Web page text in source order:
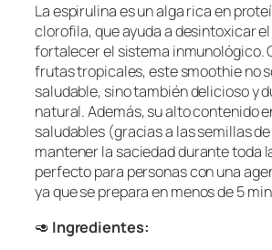
La espirulina es un alga rica en
clorofila, que ayuda a desintoxicar
fortalecer el sistema inmunológico.
frutas tropicales, este smoothie no
saludable, sino también delicioso y
natural. Además, su alto contenido
saludables (gracias a las semillas
mantener la saciedad durante toda
perfecto para personas con una
ya que se prepara en menos de 5
🥑 Ingredientes: